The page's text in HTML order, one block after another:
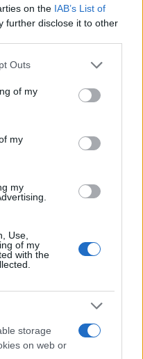
on the IAB’s List of
further disclose it to other
one or more Google
You may click to
its third-party tags to
in below Google
Outs
of my
my
my
Use,
of my
with the
storage
on web or